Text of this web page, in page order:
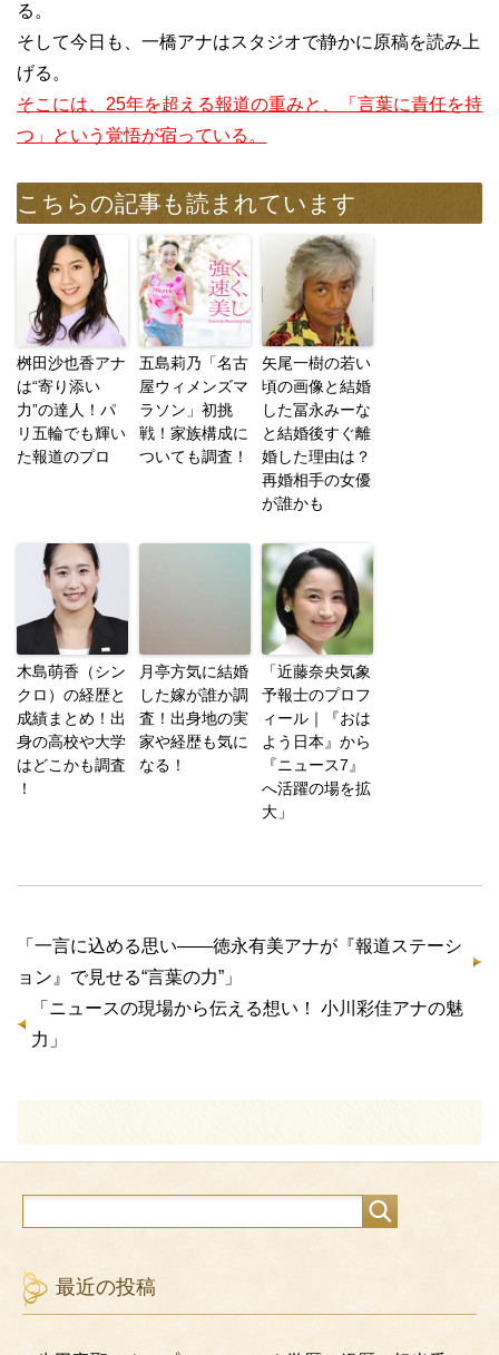
る。
そして今日も、一橋アナはスタジオで静かに原稿を読み上
げる。
そこには、25年を超える報道の重みと、「言葉に責任を持
つ」という覚悟が宿っている。
こちらの記事も読まれています
桝田沙也香アナ
は“寄り添い
力”の達人！パ
リ五輪でも輝い
た報道のプロ
五島莉乃「名古
屋ウィメンズマ
ラソン」初挑
戦！家族構成に
ついても調査！
矢尾一樹の若い
頃の画像と結婚
した冨永みーな
と結婚後すぐ離
婚した理由は？
再婚相手の女優
が誰かも
木島萌香（シン
クロ）の経歴と
成績まとめ！出
身の高校や大学
はどこかも調査
！
月亭方気に結婚
した嫁が誰か調
査！出身地の実
家や経歴も気に
なる！
「近藤奈央気象
予報士のプロフ
ィール｜『おは
よう日本』から
『ニュース7』
へ活躍の場を拡
大」
「 一言に込める思い——徳永有美アナが『報道ステーシ
ョン』で見せる“言葉の力” 」
「 ニュースの現場から伝える想い！ 小川彩佳アナの魅
力 」
最近の投稿